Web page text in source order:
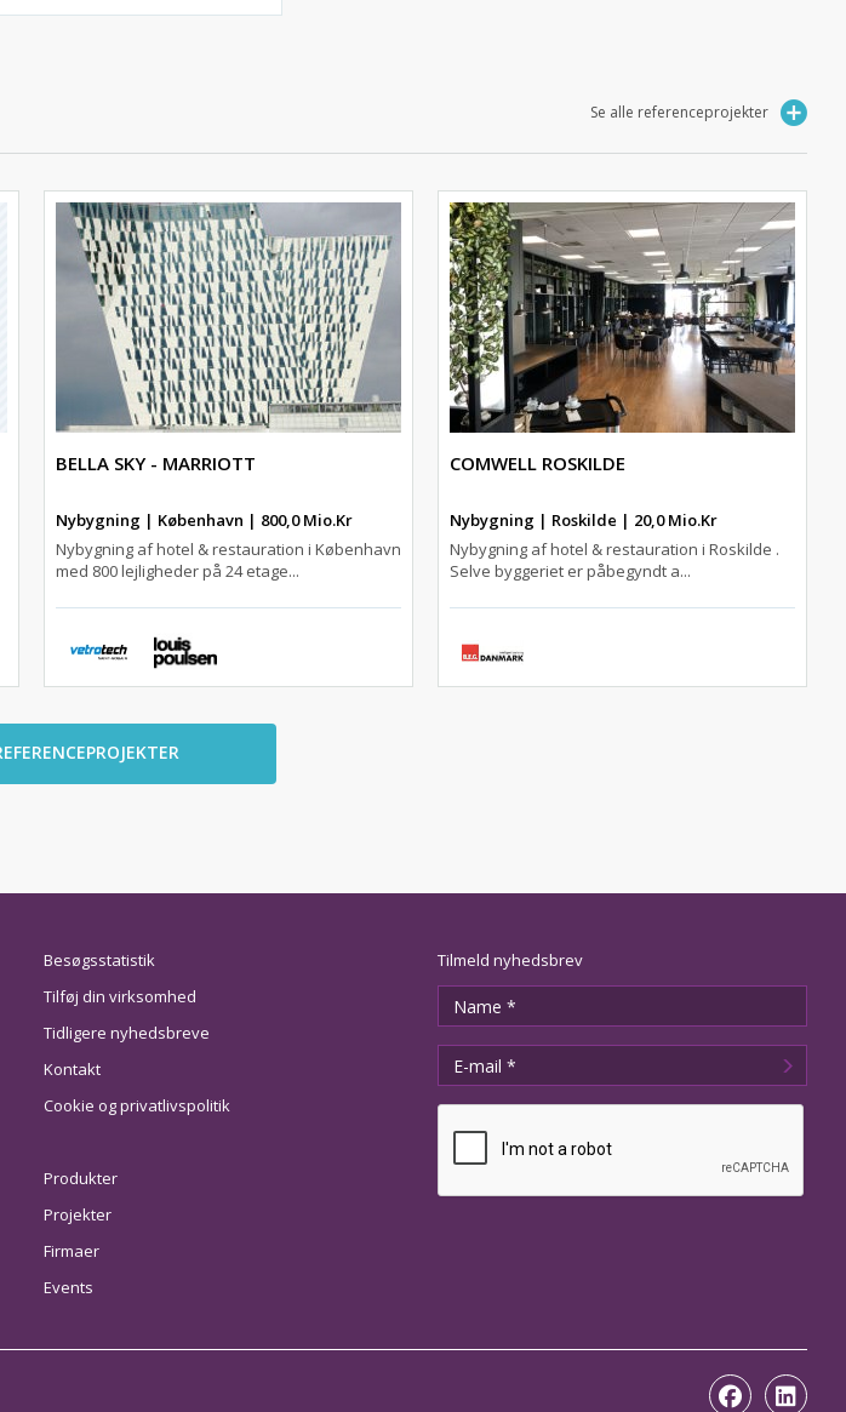
Se alle referenceprojekter
BELLA SKY - MARRIOTT
Nybygning | København | 800,0 Mio.Kr
Nybygning af hotel & restauration i København
med 800 lejligheder på 24 etage...
COMWELL ROSKILDE
Nybygning | Roskilde | 20,0 Mio.Kr
Nybygning af hotel & restauration i Roskilde .
Selve byggeriet er påbegyndt a...
Besøgsstatistik
Tilføj din virksomhed
Tidligere nyhedsbreve
Kontakt
Cookie og privatlivspolitik
Produkter
Projekter
Firmaer
Events
Tilmeld nyhedsbrev